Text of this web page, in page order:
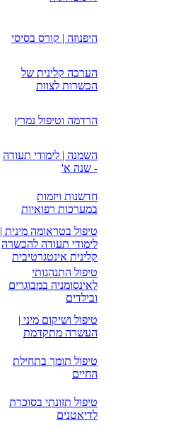
היפנוזה | קורס בסיסי
הערכה קלינית של
הכשרות לצוות
הרדמה וטיפול נמרץ
השמנה | לימודי תעודה
- שנה א'
חדשנות ויזמות
במערכות רפואיות
טיפול בטראומה מינית |
לימודי תעודה להכשרה
קלינית אינטגרטיבית
טיפול התנהגותי
לאינסומניה במבוגרים
ובילדים
טיפול ושיקום מיני |
העשרה מתקדמת
טיפול תומך בתחילת
החיים
טיפול תזונתי בסוכרת
לדיאטנים